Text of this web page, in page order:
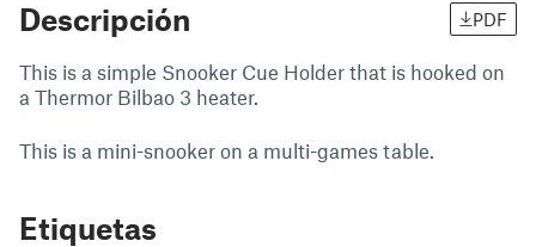
Descripción PDF
This is a simple Snooker Cue Holder that is hooked on
a Thermor Bilbao 3 heater.
This is a mini-snooker on a multi-games table.
Etiquetas